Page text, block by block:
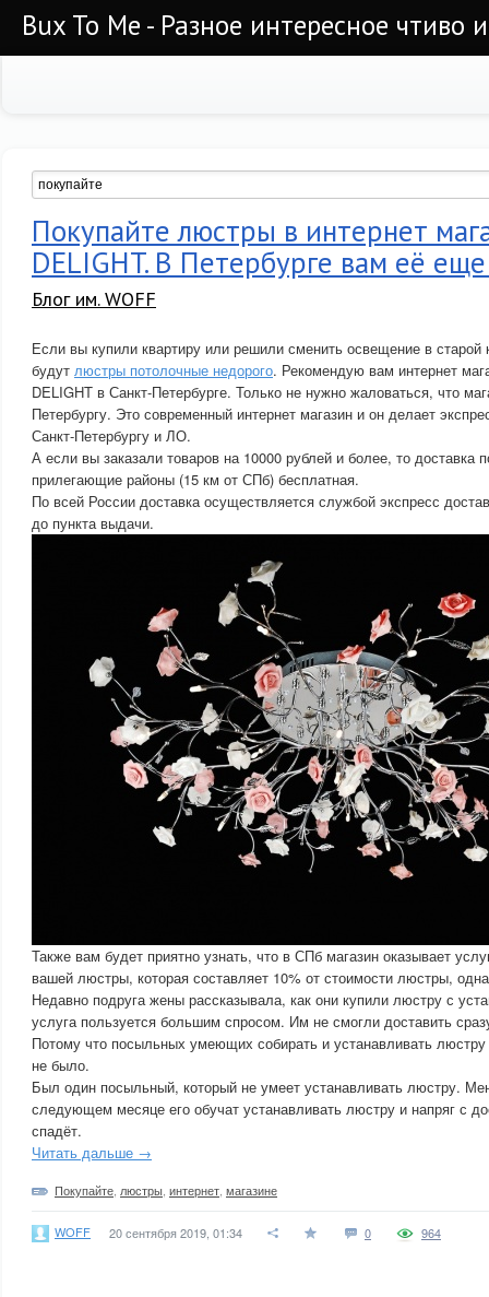
Bux To Me - Разное интересное чтиво
Покупайте люстры в интернет
DELIGHT. В Петербурге вам её
Блог им. WOFF
Если вы купили квартиру или решили сменить освещение в старой
будут люстры потолочные недорого. Рекомендую вам интернет
DELIGHT в Санкт-Петербурге. Только не нужно жаловаться, что
Петербургу. Это современный интернет магазин и он делает
Санкт-Петербургу и ЛО.
А если вы заказали товаров на 10000 рублей и более, то доставка
прилегающие районы (15 км от СПб) бесплатная.
По всей России доставка осуществляется службой экспресс
до пункта выдачи.
Также вам будет приятно узнать, что в СПб магазин оказывает
вашей люстры, которая составляет 10% от стоимости люстры,
Недавно подруга жены рассказывала, как они купили люстру с
услуга пользуется большим спросом. Им не смогли доставить
Потому что посыльных умеющих собирать и устанавливать
не было.
Был один посыльный, который не умеет устанавливать люстру.
следующем месяце его обучат устанавливать люстру и напряг с
спадёт.
Читать дальше →
Покупайте люстры интернет магазине
WOFF 20 сентября 2019, 01:34 0 964